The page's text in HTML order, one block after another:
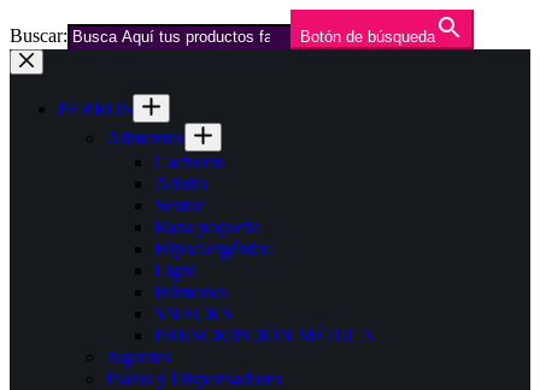
Buscar: Botón de búsqueda
Saltar
al
contenidoPERROS
Alimentos
Cachorro
Adulto
Senior
Raza pequeña
Hipoalergénico
Light
Húmedos
SNACKS
PRESCRIPCIÓN MÉDICA
Juguetes
Platos y Dispensadores